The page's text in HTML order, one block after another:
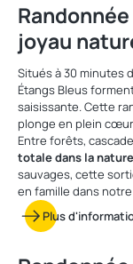
joyau
Situés à 30 minutes
Étangs Bleus
saisissante. Cette
plonge en plein
Entre forêts,
totale dans la nature
sauvages, cette
en famille dans
Plus